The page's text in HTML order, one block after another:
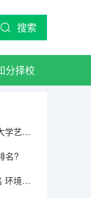
搜索
分择校
北美会展专业大学排名榜 加拿大大学艺术设计类专业排名
名?
城市规划专业世界上各大学的排名 环境专业的大学排名